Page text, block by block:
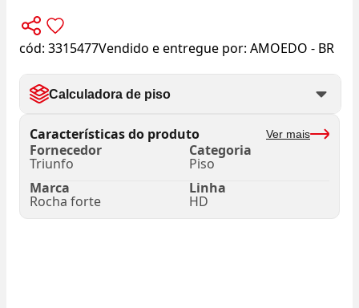
cód: 3315477Vendido e entregue por: AMOEDO - BR
Calculadora de piso
Características do produto Ver mais
Fornecedor
Triunfo
Categoria
Piso
Marca
Rocha forte
Linha
HD